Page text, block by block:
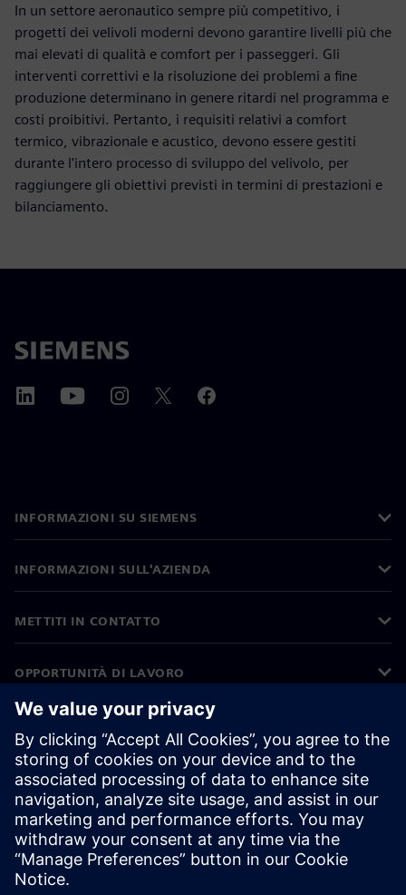
In un settore aeronautico sempre più competitivo, i
progetti dei velivoli moderni devono garantire livelli più che
mai elevati di qualità e comfort per i passeggeri. Gli
interventi correttivi e la risoluzione dei problemi a fine
produzione determinano in genere ritardi nel programma e
costi proibitivi. Pertanto, i requisiti relativi a comfort
termico, vibrazionale e acustico, devono essere gestiti
durante l'intero processo di sviluppo del velivolo, per
raggiungere gli obiettivi previsti in termini di prestazioni e
bilanciamento.
INFORMAZIONI SU SIEMENS
INFORMAZIONI SULL'AZIENDA
METTITI IN CONTATTO
OPPORTUNITÀ DI LAVORO
©Siemens 2026
Informazioni aziendali
Informativa sulla privacy
Informativa sui cookie